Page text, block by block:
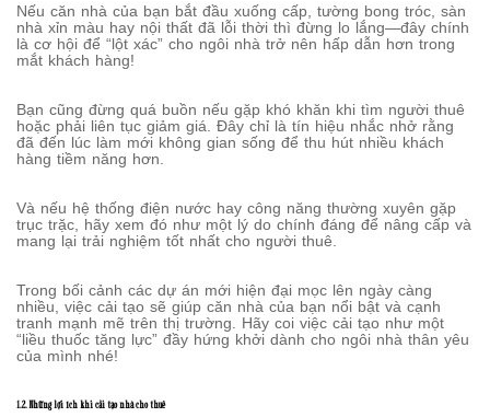
Nếu căn nhà của bạn bắt đầu xuống cấp, tường bong tróc, sàn
nhà xỉn màu hay nội thất đã lỗi thời thì đừng lo lắng—đây chính
là cơ hội để “lột xác” cho ngôi nhà trở nên hấp dẫn hơn trong
mắt khách hàng!
Bạn cũng đừng quá buồn nếu gặp khó khăn khi tìm người thuê
hoặc phải liên tục giảm giá. Đây chỉ là tín hiệu nhắc nhở rằng
đã đến lúc làm mới không gian sống để thu hút nhiều khách
hàng tiềm năng hơn.
Và nếu hệ thống điện nước hay công năng thường xuyên gặp
trục trặc, hãy xem đó như một lý do chính đáng để nâng cấp và
mang lại trải nghiệm tốt nhất cho người thuê.
Trong bối cảnh các dự án mới hiện đại mọc lên ngày càng
nhiều, việc cải tạo sẽ giúp căn nhà của bạn nổi bật và cạnh
tranh mạnh mẽ trên thị trường. Hãy coi việc cải tạo như một
“liều thuốc tăng lực” đầy hứng khởi dành cho ngôi nhà thân yêu
của mình nhé!
1.2. Những lợi ích khi cải tạo nhà cho thuê